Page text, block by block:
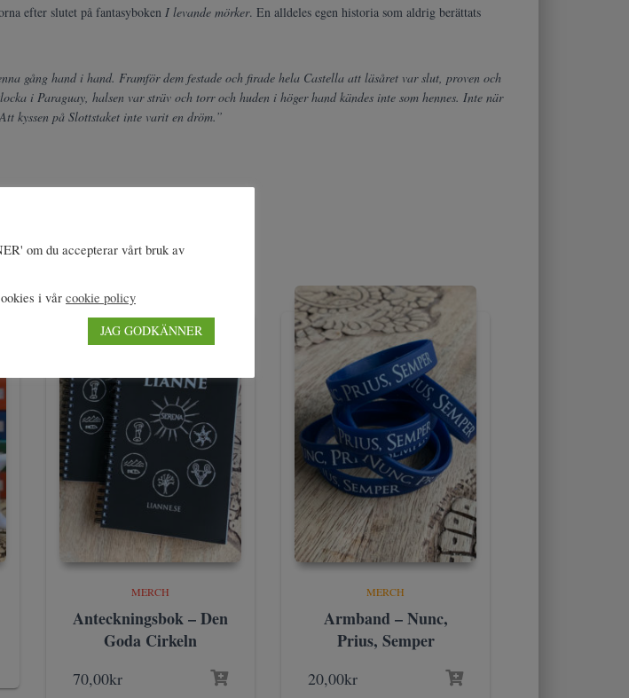
efter slutet på fantasyboken I levande mörker. En alldeles egen historia som aldrig berättats
gång hand i hand. Framför dem festade och firade hela Castella att läsåret var slut, proven och
i Paraguay, halsen var sträv och torr och huden i höger hand kändes inte som hennes. Inte när
kyssen på Slottstaket inte varit en dröm.”
MERCH
Anteckningsbok – Den
Goda Cirkeln
70,00kr
MERCH
Armband – Nunc,
Prius, Semper
20,00kr
om du accepterar vårt bruk av
i vår cookie policy
JAG GODKÄNNER